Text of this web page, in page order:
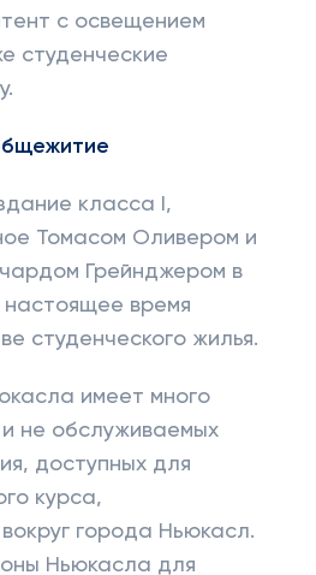
с освещением
студенческие
класса I,
Томасом Оливером и
Грейнджером в
настоящее время
студенческого жилья.
имеет много
не обслуживаемых
доступных для
курса,
города Ньюкасл.
Ньюкасла для